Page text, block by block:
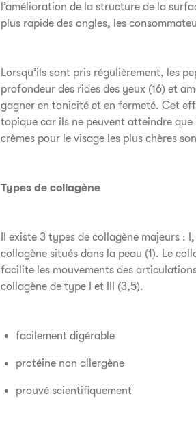
l’amélioration de la structure de la
plus rapide des ongles, les
Lorsqu’ils sont pris régulièrement, les
profondeur des rides des yeux (16) et
gagner en tonicité et en fermeté. Cet
topique car ils ne peuvent atteindre que
crèmes pour le visage les plus chères
Types de collagène
Il existe 3 types de collagène majeurs :
collagène situés dans la peau (1). Le
facilite les mouvements des
collagène de type I et III (3,5).
facilement digérable
protéine non allergène
prouvé scientifiquement